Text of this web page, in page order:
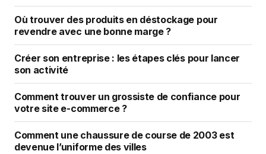
Où trouver des produits en déstockage pour
revendre avec une bonne marge ?
Créer son entreprise : les étapes clés pour lancer
son activité
Comment trouver un grossiste de confiance pour
votre site e-commerce ?
Comment une chaussure de course de 2003 est
devenue l’uniforme des villes